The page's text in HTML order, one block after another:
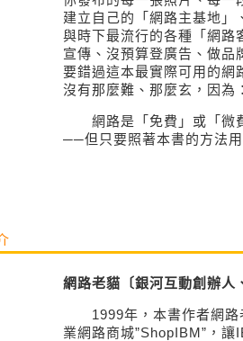
建立自己的「網路主基地」
與時下最流行的各種「網路
宣傳、沒預算登廣告、做品
要錯過這本最實際可用的網
沒有那麼難、那麼玄，因為：
網路是「免費」或「微費
──但只要照著本書的方法
網路老貓〔銀河互動創辦人
1999年，本書作者網路
業網路商城”ShopIBM”，讓